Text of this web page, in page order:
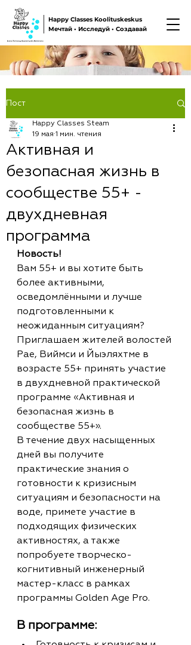
Happy Classes Koolituskeskus
Мечтай • Исследуй • Создавай
Пост
Активная и
безопасная жизнь в
сообществе 55+ -
двухдневная
программа
Happy Classes Steam
19 мая 1 мин. чтения
Новость!
Вам 55+ и вы хотите быть
более активными,
осведомлёнными и лучше
подготовленными к
неожиданным ситуациям?
Приглашаем жителей волостей
Рае, Виймси и Йыэляхтме в
возрасте 55+ принять участие
в двухдневной практической
программе «Активная и
безопасная жизнь в
сообществе 55+».
В течение двух насыщенных
дней вы получите
практические знания о
готовности к кризисным
ситуациям и безопасности на
воде, примете участие в
подходящих физических
активностях, а также
попробуете творческо-
когнитивный инженерный
мастер-класс в рамках
программы Golden Age Pro.
В программе: